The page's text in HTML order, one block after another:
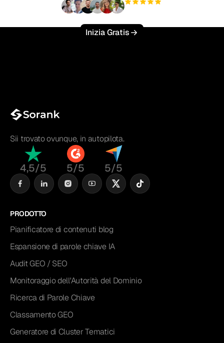
Inizia Gratis
Sii trovato ovunque, in autopilota.
4,5/5 5/5 5/5
PRODOTTO
Pianificatore di contenuti blog
Espansione di parole chiave IA
Audit GEO / SEO
Monitoraggio dell'Autorità del Dominio
Ricerca di Parole Chiave
Classamento GEO
Generatore di Cluster Tematici